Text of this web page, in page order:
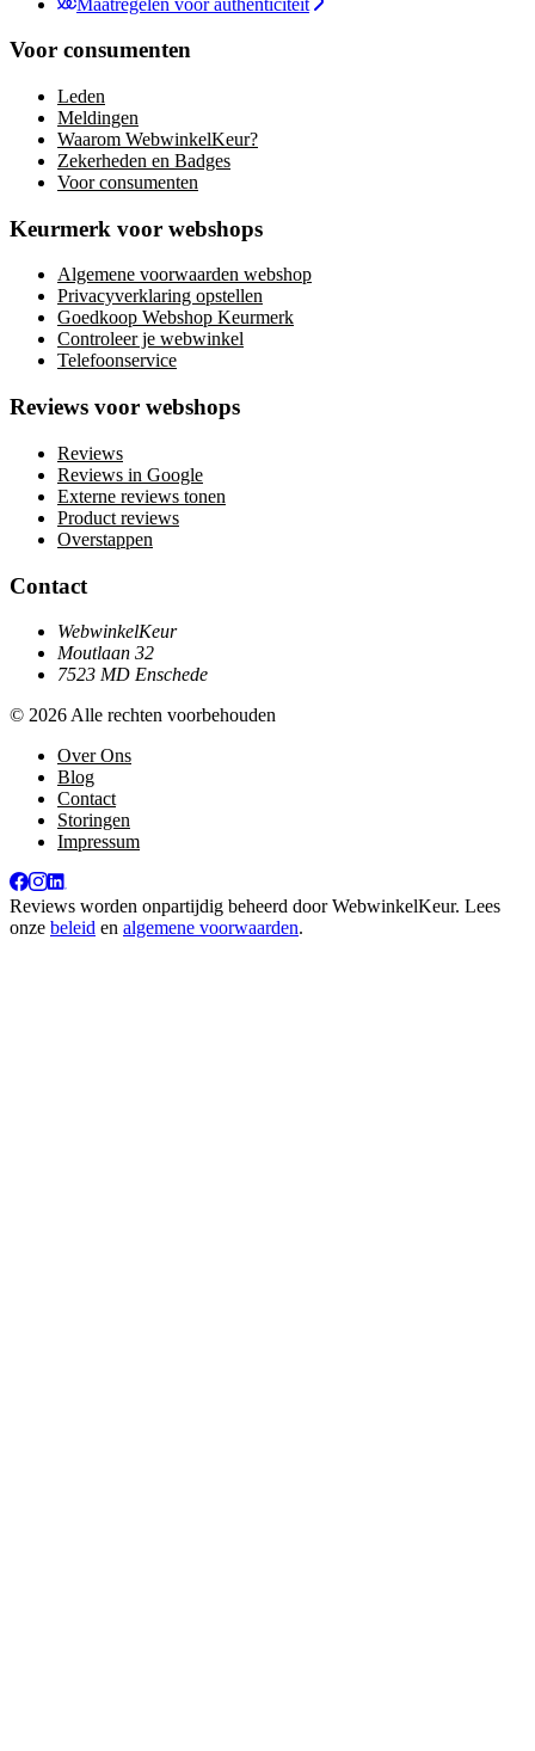
Voor consumenten
Leden
Meldingen
Waarom WebwinkelKeur?
Zekerheden en Badges
Voor consumenten
Keurmerk voor webshops
Algemene voorwaarden webshop
Privacyverklaring opstellen
Goedkoop Webshop Keurmerk
Controleer je webwinkel
Telefoonservice
Reviews voor webshops
Reviews
Reviews in Google
Externe reviews tonen
Product reviews
Overstappen
Contact
WebwinkelKeur
Moutlaan 32
7523 MD Enschede
© 2026 Alle rechten voorbehouden
Over Ons
Blog
Contact
Storingen
Impressum
Reviews worden onpartijdig beheerd doorWebwinkelKeur. Lees
onze beleid en algemene voorwaarden.